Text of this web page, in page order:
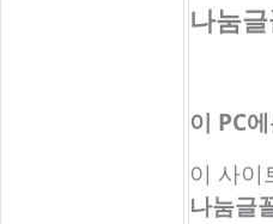
나눔
이 PC
이 사이
나눔글